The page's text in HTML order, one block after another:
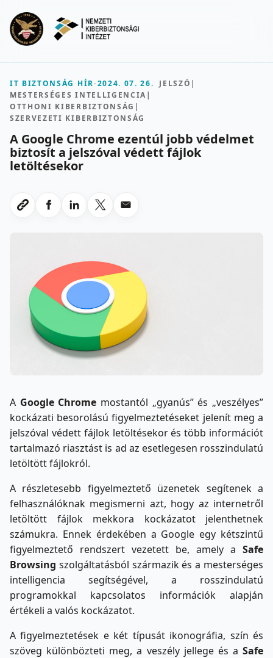
IT BIZTONSÁG HÍR-2024. 07. 26. JELSZÓ |
MESTERSÉGES INTELLIGENCIA |
OTTHONI KIBERBIZTONSÁG |
SZERVEZETI KIBERBIZTONSÁG
A Google Chrome ezentúl jobb védelmet
biztosít a jelszóval védett fájlok
letöltésekor
Link masolasa
Megosztas Facebookon
Megosztas LinkedInen
Megosztas X-en
Megosztas emailben
A Google Chrome mostantól „gyanús” és „veszélyes”
kockázati besorolású figyelmeztetéseket jelenít meg a
jelszóval védett fájlok letöltésekor és több információt
tartalmazó riasztást is ad az esetlegesen rosszindulatú
letöltött fájlokról.
A részletesebb figyelmeztető üzenetek segítenek a
felhasználóknak megismerni azt, hogy az internetről
letöltött fájlok mekkora kockázatot jelenthetnek
számukra. Ennek érdekében a Google egy kétszintű
figyelmeztető rendszert vezetett be, amely a Safe
Browsing szolgáltatásból származik és a mesterséges
intelligencia segítségével, a rosszindulatú
programokkal kapcsolatos információk alapján
értékeli a valós kockázatot.
A figyelmeztetések e két típusát ikonográfia, szín és
szöveg különbözteti meg, a veszély jellege és a Safe